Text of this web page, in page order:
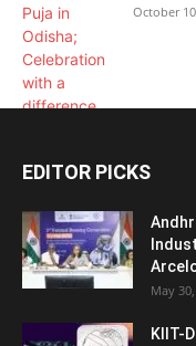
October
EDITOR PICKS
May
KIIT-